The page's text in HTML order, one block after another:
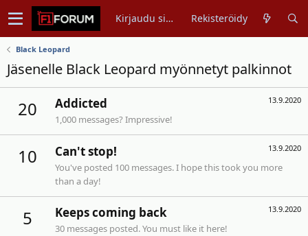
Kirjaudu sisään Rekisteröidy
Black Leopard
Jäsenelle Black Leopard myönnetyt palkinnot
20 13.9.2020
Addicted
1,000 messages? Impressive!
10 13.9.2020
Can't stop!
You've posted 100 messages. I hope this took you more
than a day!
5 13.9.2020
Keeps coming back
30 messages posted. You must like it here!